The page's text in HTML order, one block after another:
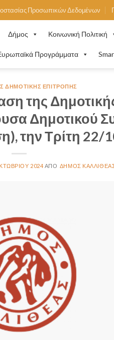
Προσωπικών Δεδομένων
Δήμος Κοινωνική Πολιτική
Προγράμματα
ΔΗΜΟΤΙΚΉΣ ΕΠΙΤΡΟΠΉΣ
της
Δημοτικού
την Τρίτη
2024 ΔΉΜΟΣ